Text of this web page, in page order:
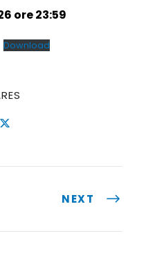
ore 23:59
Download
NEXT